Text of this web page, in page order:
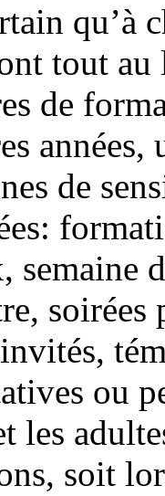
qu’à
tout au
de
de
semaine
soirées
ou
les
soit